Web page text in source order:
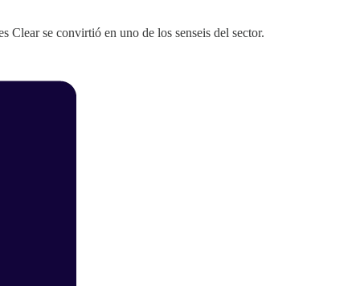
Clear se convirtió en uno de los senseis del sector.